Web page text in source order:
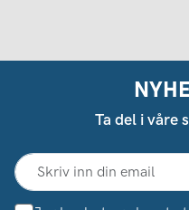
Ta del i våre